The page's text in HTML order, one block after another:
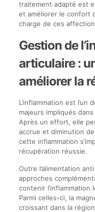
traitement adapté est
et améliorer le confort
charge de ces
Gestion de
articulaire :
améliorer la
L’inflammation est l’un
majeurs impliqués
Après un effort, elle
accrue et diminution
cette inflammation
récupération réussie.
Outre l’alimentation
approches
contenir l’inflammation
Parmi celles-ci, la
croissant dans la